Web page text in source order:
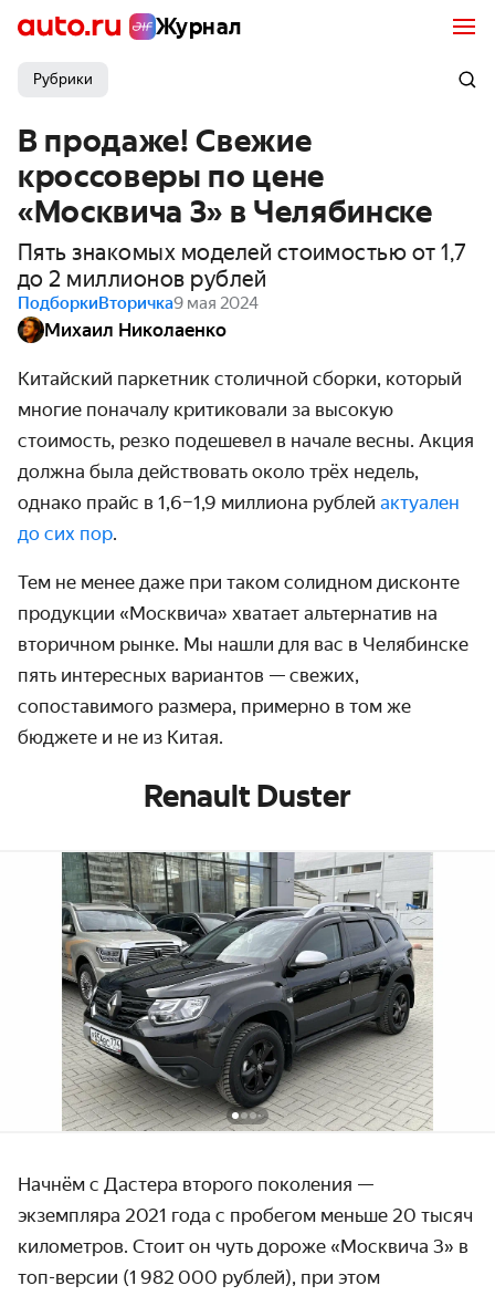
Журнал
Рубрики
В продаже! Свежие
кроссоверы по цене
«Москвича 3» в Челябинске
Пять знакомых моделей стоимостью от 1,7
до 2 миллионов рублей
ПодборкиВторичка9 мая 2024
Михаил Николаенко
Китайский паркетник столичной сборки, который
многие поначалу критиковали за высокую
стоимость, резко подешевел в начале весны. Акция
должна была действовать около трёх недель,
однако прайс в 1,6–1,9 миллиона рублей актуален
до сих пор.
Тем не менее даже при таком солидном дисконте
продукции «Москвича» хватает альтернатив на
вторичном рынке. Мы нашли для вас в Челябинске
пять интересных вариантов — свежих,
сопоставимого размера, примерно в том же
бюджете и не из Китая.
Renault Duster
Начнём с Дастера второго поколения —
экземпляра 2021 года с пробегом меньше 20 тысяч
километров. Стоит он чуть дороже «Москвича 3» в
топ-версии (1 982 000 рублей), при этом